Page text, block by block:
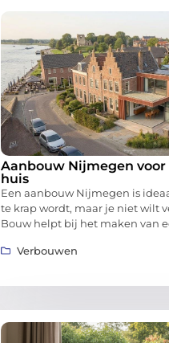
Aanbouw Nijmegen
huis
Een aanbouw Nijmegen is
te krap wordt, maar je niet wilt
Bouw helpt bij het maken van
Verbouwen